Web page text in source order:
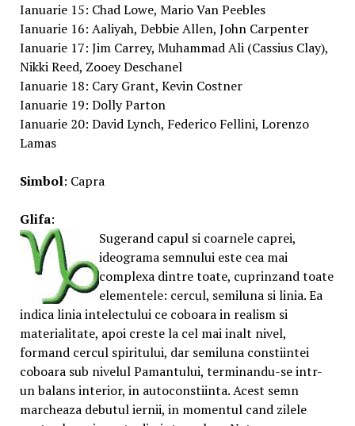
Ianuarie 15: Chad Lowe, Mario Van Peebles
Ianuarie 16: Aaliyah, Debbie Allen, John Carpenter
Ianuarie 17: Jim Carrey, Muhammad Ali (Cassius Clay),
Nikki Reed, Zooey Deschanel
Ianuarie 18: Cary Grant, Kevin Costner
Ianuarie 19: Dolly Parton
Ianuarie 20: David Lynch, Federico Fellini, Lorenzo
Lamas
Simbol: Capra
Glifa:
Sugerand capul si coarnele caprei,
ideograma semnului este cea mai
complexa dintre toate, cuprinzand toate
elementele: cercul, semiluna si linia. Ea
indica linia intelectului ce coboara in realism si
materialitate, apoi creste la cel mai inalt nivel,
formand cercul spiritului, dar semiluna constiintei
coboara sub nivelul Pamantului, terminandu-se intr-
un balans interior, in autoconstiinta. Acest semn
marcheaza debutul iernii, in momentul cand zilele